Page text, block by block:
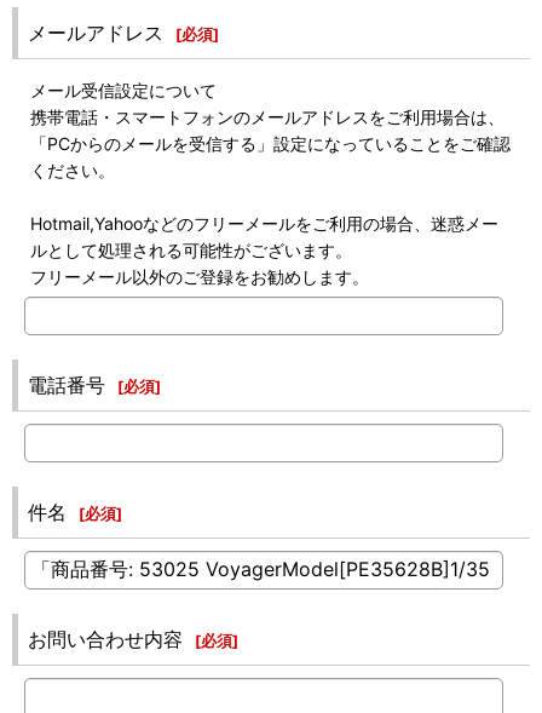
メールアドレス [必須]
メール受信設定について
携帯電話・スマートフォンのメールアドレスをご利用場合は、
「PCからのメールを受信する」設定になっていることをご確認
ください。
Hotmail,Yahooなどのフリーメールをご利用の場合、迷惑メー
ルとして処理される可能性がございます。
フリーメール以外のご登録をお勧めします。
電話番号 [必須]
件名 [必須]
お問い合わせ内容 [必須]